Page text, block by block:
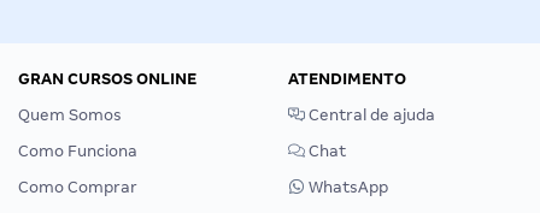
GRAN CURSOS ONLINE
Quem Somos
Como Funciona
Como Comprar
ATENDIMENTO
Central de ajuda
Chat
WhatsApp